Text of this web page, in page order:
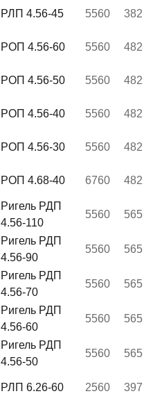
РЛП 4.56-45 5560 382
РОП 4.56-60 5560 482
РОП 4.56-50 5560 482
РОП 4.56-40 5560 482
РОП 4.56-30 5560 482
РОП 4.68-40 6760 482
Ригель РДП
4.56-110
5560 565
Ригель РДП
4.56-90
5560 565
Ригель РДП
4.56-70
5560 565
Ригель РДП
4.56-60
5560 565
Ригель РДП
4.56-50
5560 565
РЛП 6.26-60 2560 397